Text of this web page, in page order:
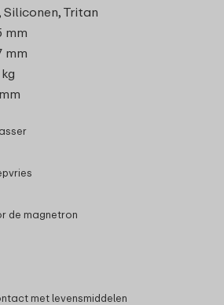
Siliconen, Tritan
mm
mm
de magnetron
met levensmiddelen